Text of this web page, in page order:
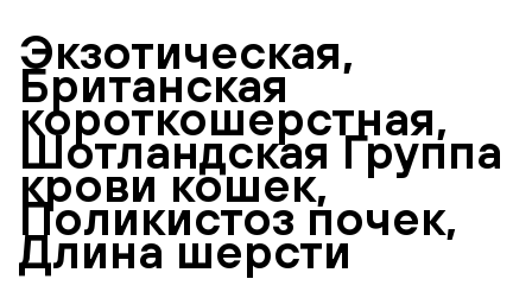
Экзотическая,
Британская
короткошерстная,
Шотландская Группа
крови кошек,
Поликистоз почек,
Длина шерсти